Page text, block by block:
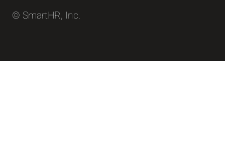
© SmartHR, Inc.